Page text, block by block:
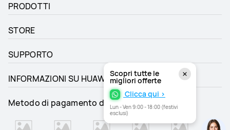
Scopri tutte le
migliori offerte
Clicca qui >
Lun - Ven 9:00 - 18:00 (festivi
esclusi)
PRODOTTI
STORE
SUPPORTO
INFORMAZIONI SU HUAWEI
Metodo di pagamento di supporto